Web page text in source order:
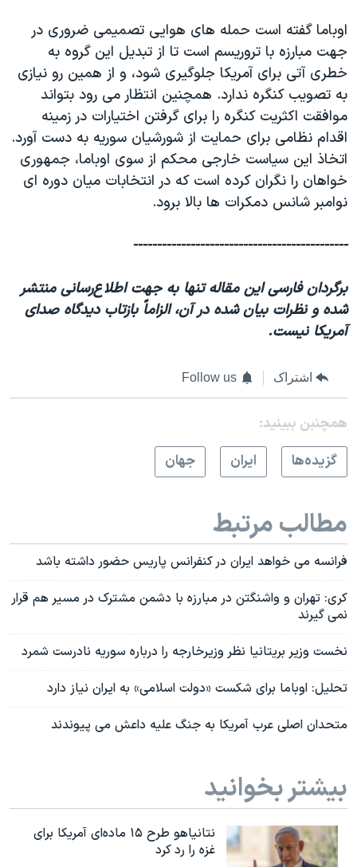
اوباما گفته است حمله های هوایی تصمیمی ضروری در
جهت مبارزه با تروریسم است تا از تبدیل این گروه به
خطری آتی برای آمریکا جلوگیری شود، و از همین رو نیازی
به تصویب کنگره ندارد. همچنین انتظار می رود بتواند
موافقت اکثریت کنگره را برای گرفتن اختیارات در زمینه
اقدام نظامی برای حمایت از شورشیان سوریه به دست آورد.
اتخاذ این سیاست خارجی محکم از سوی اوباما، جمهوری
خواهان را نگران کرده است که در انتخابات میان دوره ای
نوامبر شانس دمکرات ها بالا برود.
---------------------------------------------
برگردان فارسی اين مقاله تنها به جهت اطلاع‌رسانی منتشر
شده و نظرات بيان شده در آن، الزاماً بازتاب ديدگاه صدای
آمريکا نيست.
اشتراک Follow us
همچنبن ببینید:
گزيده‌ها
ايران جهان
مطالب مرتبط
فرانسه می خواهد ایران در کنفرانس پاریس حضور داشته باشد
کری: تهران و واشنگتن در مبارزه با دشمن مشترک در مسیر هم قرار
نمی گیرند
نخست وزیر بریتانیا نظر وزیرخارجه را درباره سوریه نادرست شمرد
تحلیل: اوباما برای شکست «دولت اسلامی» به ایران نیاز دارد
متحدان اصلی عرب آمریکا به جنگ علیه داعش می پیوندند
بیشتر بخوانید
نتانیاهو طرح ۱۵ ماده‌ای آمریکا برای
غزه را رد کرد